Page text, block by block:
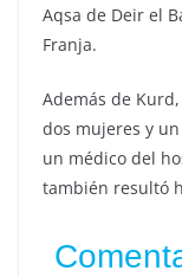
Aqsa de Deir el
Franja.
Además de
dos mujeres y
un médico del
también resultó